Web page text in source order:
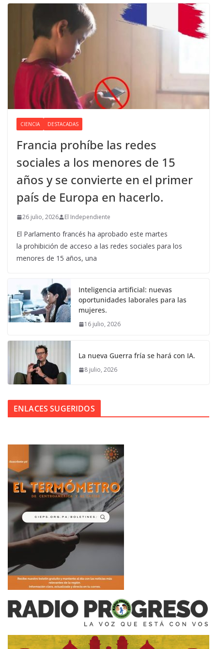
CIENCIA DESTACADAS
Francia prohíbe las redes
sociales a los menores de 15
años y se convierte en el primer
país de Europa en hacerlo.
26 julio, 2026 El Independiente
El Parlamento francés ha aprobado este martes
la prohibición de acceso a las redes sociales para los
menores de 15 años, una
Inteligencia artificial: nuevas
oportunidades laborales para las
mujeres.
16 julio, 2026
La nueva Guerra fría se hará con IA.
8 julio, 2026
ENLACES SUGERIDOS